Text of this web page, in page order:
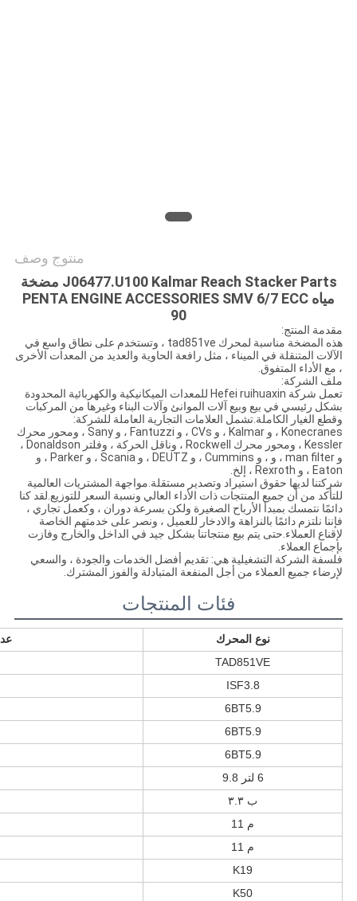
منتوج وصف
J06477.U100 Kalmar Reach Stacker Parts مضخة
مياه PENTA ENGINE ACCESSORIES SMV 6/7 ECC
90
مقدمة المنتج:
هذه المضخة مناسبة لمحرك tad851ve ، وتستخدم على نطاق واسع في
الآلات المتنقلة في الميناء ، مثل رافعة الحاوية والعديد من المعدات الأخرى
، مع الأداء المتفوق.
ملف الشركة:
تعمل شركة Hefei ruihuaxin للمعدات الميكانيكية والكهربائية المحدودة
بشكل رئيسي في بيع وبيع آلات الموانئ وآلات البناء وغيرها من المركبات
وقطع الغيار الكاملة.تشمل العلامات التجارية العاملة للشركة:
Konecranes ، و Kalmar ، و CVs ، و Fantuzzi ، و Sany ، ومحور محرك
Kessler ، ومحور محرك Rockwell ، وناقل الحركة ، وفلتر Donaldson ،
و man filter ، و ، و Cummins ، و DEUTZ ، و Scania ، و Parker ، و
Eaton ، و Rexroth ، إلخ.
شركتنا لديها حقوق استيراد وتصدير مستقلة.مواجهة المشتريات العالمية
للتأكد من أن جميع المنتجات ذات الأداء العالي ونسبة السعر للتوزيع.لقد كنا
دائمًا نتمسك بمبدأ الأرباح الصغيرة ولكن بسرعة دوران ، وكعمل تجاري ،
فإننا نلتزم دائمًا بالنزاهة والادخار للعميل ، ونصر على خدمتهم الخاصة
لإقناع العملاء.حتى يتم بيع منتجاتنا بشكل جيد في الداخل والخارج وفازت
بإجماع العملاء.
فلسفة الشركة التشغيلية هي: تقديم أفضل الخدمات والجودة ، والسعي
لإرضاء جميع العملاء من أجل المنفعة المتبادلة والفوز المشترك.
فئات المنتجات
نوع المحرك
TAD851VE
ISF3.8
6BT5.9
6BT5.9
6BT5.9
6 لتر 9.8
ب ٣.٣
م 11
م 11
K19
K50